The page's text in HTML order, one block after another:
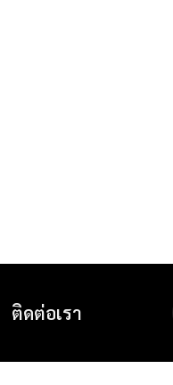
ติดต่อเรา